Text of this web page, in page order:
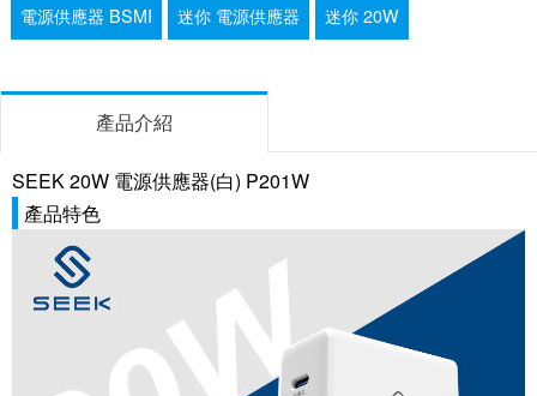
電源供應器 BSMI 迷你 電源供應器 迷你 20W
產品介紹
SEEK 20W 電源供應器(白) P201W
產品特色